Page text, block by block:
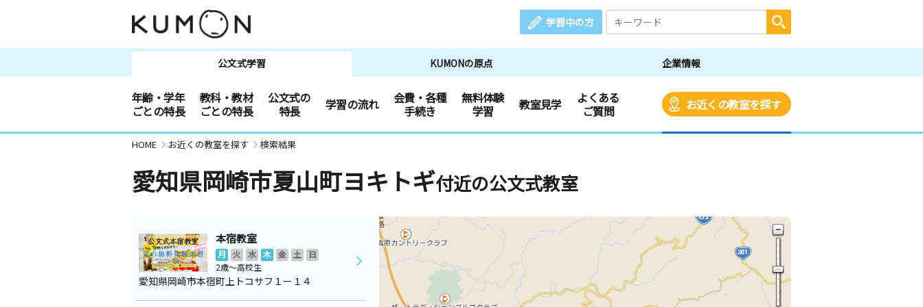
学習中の方
公文式学習 KUMONの原点 企業情報
年齢・学年
ごとの特長
教科・教材
ごとの特長
公文式の
特長
学習の流れ
会費・各種
手続き
無料体験
学習
教室見学
よくある
ご質問
お近くの教室を探す
HOME お近くの教室を探す 検索結果
愛知県岡崎市夏山町ヨキトギ付近の公文式教室
本宿教室
月 火 水 木 金 土
日
2歳～高校生
愛知県岡崎市本宿町上トコサフ１ー１４